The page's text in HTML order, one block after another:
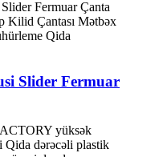
Slider Fermuar